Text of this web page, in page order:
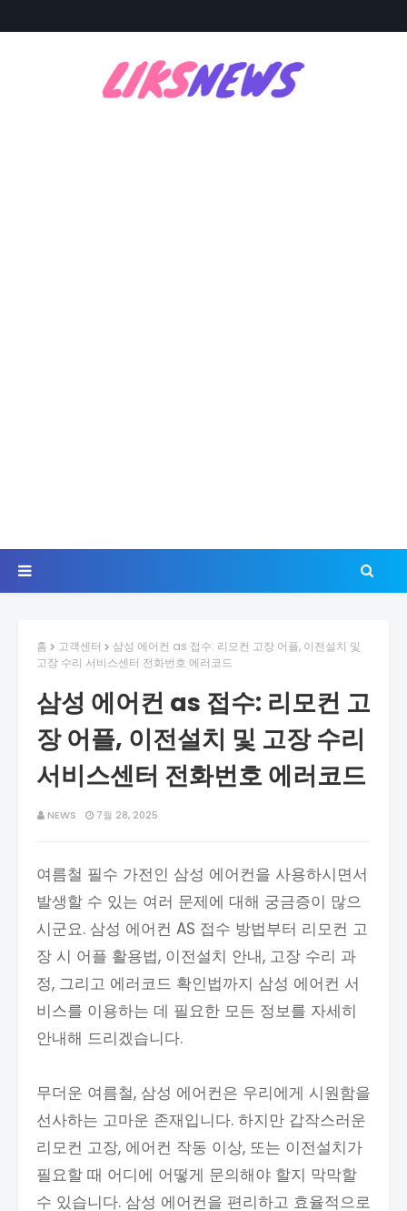
홈 고객센터
삼성 에어컨 as 접수: 리모컨 고장 어플, 이전설치 및
고장 수리 서비스센터 전화번호 에러코드
삼성 에어컨 as 접수: 리모컨 고
장 어플, 이전설치 및 고장 수리
서비스센터 전화번호 에러코드
NEWS 7월 28, 2025
여름철 필수 가전인 삼성 에어컨을 사용하시면서
발생할 수 있는 여러 문제에 대해 궁금증이 많으
시군요. 삼성 에어컨 AS 접수 방법부터 리모컨 고
장 시 어플 활용법, 이전설치 안내, 고장 수리 과
정, 그리고 에러코드 확인법까지 삼성 에어컨 서
비스를 이용하는 데 필요한 모든 정보를 자세히
안내해 드리겠습니다.
무더운 여름철, 삼성 에어컨은 우리에게 시원함을
선사하는 고마운 존재입니다. 하지만 갑작스러운
리모컨 고장, 에어컨 작동 이상, 또는 이전설치가
필요할 때 어디에 어떻게 문의해야 할지 막막할
수 있습니다. 삼성 에어컨을 편리하고 효율적으로